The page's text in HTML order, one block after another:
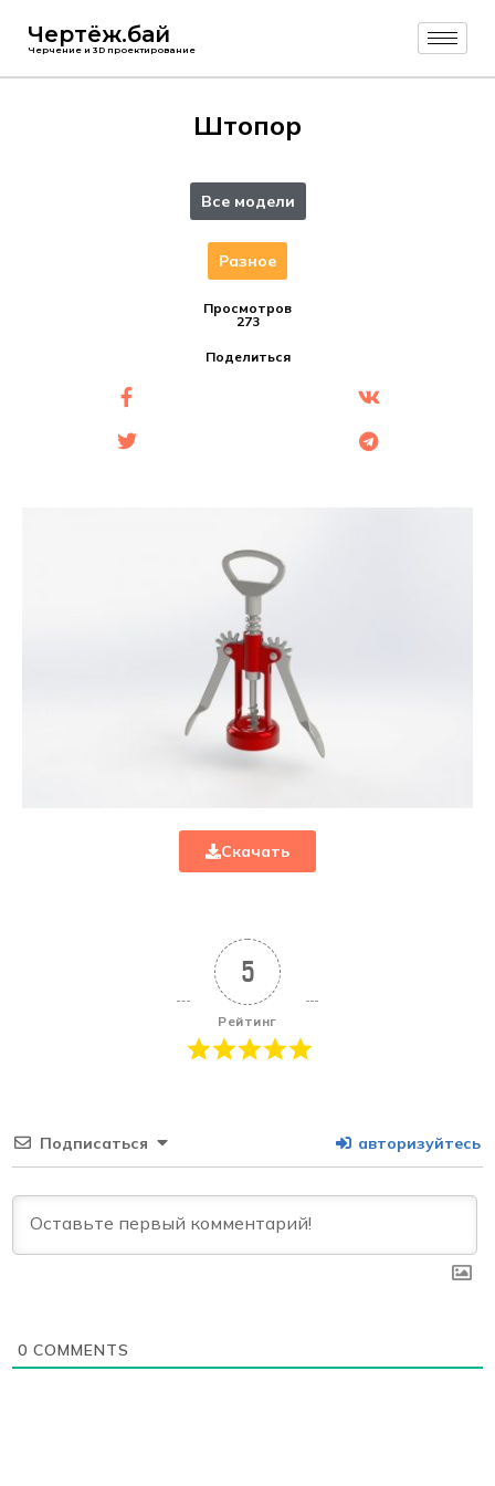
Чертёж.бай
Черчение и 3D проектирование
Штопор
Все модели
Разное
Просмотров
273
Поделиться
Скачать
5
Рейтинг
Подписаться авторизуйтесь
0 COMMENTS